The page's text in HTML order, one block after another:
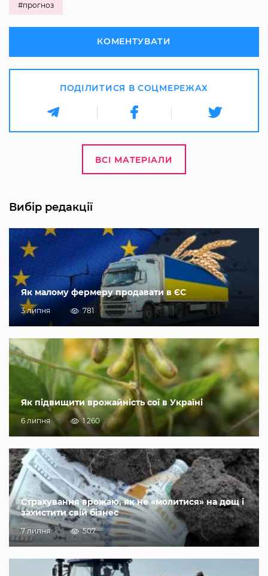
#прогноз
КОМЕНТУВАТИ
ПОДІЛИТИСЯ В СОЦМЕРЕЖАХ
ВСІ МАТЕРІАЛИ
Вибір редакції
Як малому фермеру продавати в ЄС
3 липня 781
Як підвищити врожайність сої в Україні
6 липня 1 260
Страхування врожаю, як не «молитися» на дощ і
захистити свій бізнес
7 липня 507